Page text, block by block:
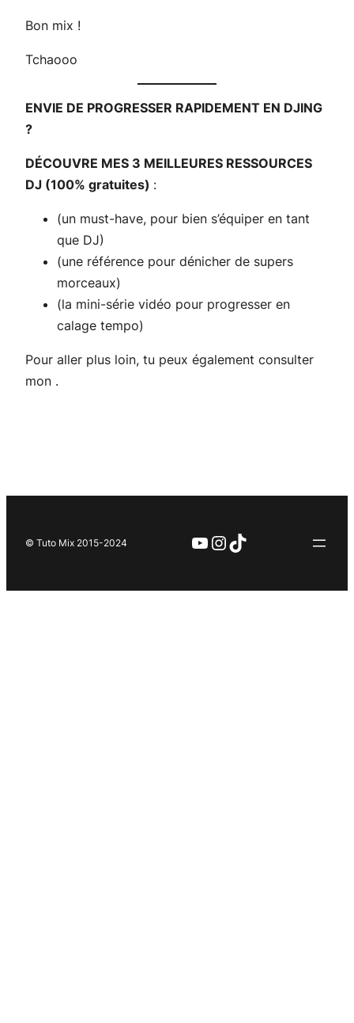
Bon mix !
Tchaooo
ENVIE DE PROGRESSER RAPIDEMENT EN DJING
?
DÉCOUVRE MES 3 MEILLEURES RESSOURCES
DJ (100% gratuites) :
(un must-have, pour bien s’équiper en tant
que DJ)
(une référence pour dénicher de supers
morceaux)
(la mini-série vidéo pour progresser en
calage tempo)
Pour aller plus loin, tu peux également consulter
mon .
© Tuto Mix 2015-2024 YouTube
Instagram
TikTok